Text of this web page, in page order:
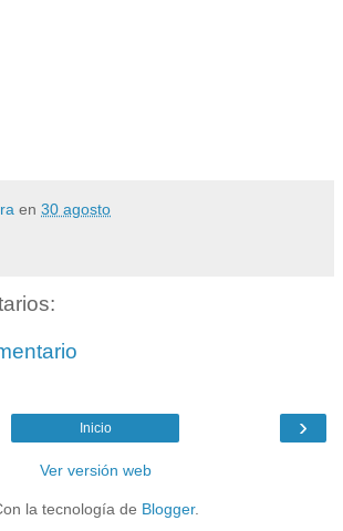
en 30 agosto
›
Inicio
Ver versión web
la tecnología de Blogger.